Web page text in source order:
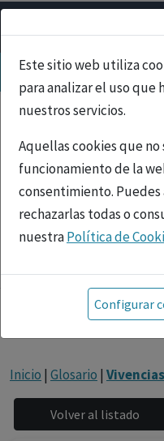
Este sitio web utiliza
para analizar el uso que
nuestros servicios.
Aquellas cookies que no
funcionamiento de la
consentimiento.
rechazarlas todas o
nuestraPolítica de
Toda la información
referida a productos del
tanto, dirigida a
facultados para
fármacos se facilita a
siendo responsabilidad
facultados prescribir
Configurar
Inicio | Glosario |